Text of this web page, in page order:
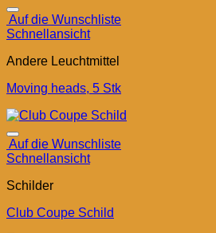
Auf die Wunschliste
Schnellansicht
Andere Leuchtmittel
Moving heads, 5 Stk
Auf die Wunschliste
Schnellansicht
Schilder
Club Coupe Schild